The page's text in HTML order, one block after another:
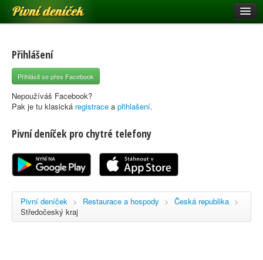
Pivní deníček
Pivní mapa
Pivní značky
Nápověda
Registrace
Přihlášení
Přihlásit se přes Facebook
Nepoužíváš Facebook?
Pak je tu klasická registrace a přihlašení.
Pivní deníček pro chytré telefony
Pivní deníček > Restaurace a hospody > Česká republika >
Středočeský kraj